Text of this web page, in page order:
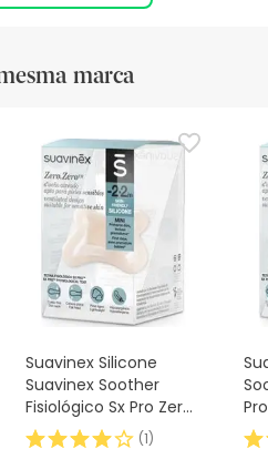
marca
Suavinex Silicone
Suavinex Soother
Fisiológico Sx Pro Zero
2m 1 peça
(1)